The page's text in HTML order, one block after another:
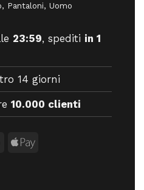
, Pantaloni, Uomo
23:59, spediti in 1
14 giorni
10.000 clienti